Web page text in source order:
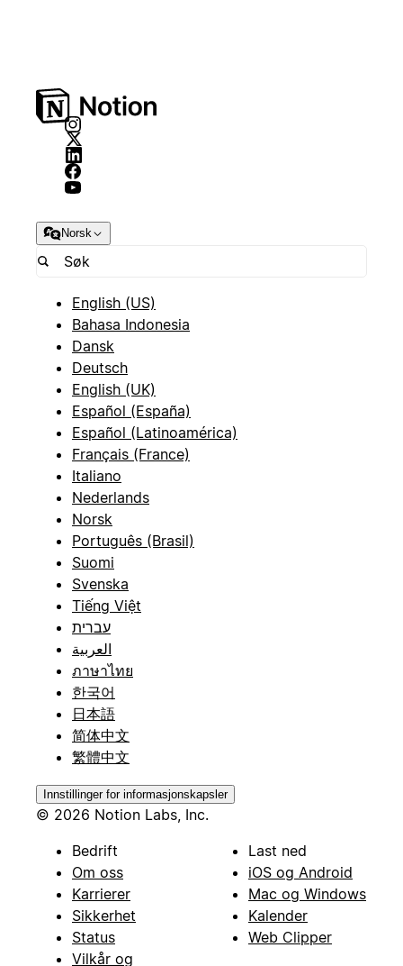
Norsk
English (US)
Bahasa Indonesia
Dansk
Deutsch
English (UK)
Español (España)
Español (Latinoamérica)
Français (France)
Italiano
Nederlands
Norsk
Português (Brasil)
Suomi
Svenska
Tiếng Việt
עברית
العربية
ภาษาไทย
한국어
日本語
简体中文
繁體中文
Innstillinger for informasjonskapsler
© 2026 Notion Labs, Inc.
Bedrift
Om oss
Karrierer
Sikkerhet
Status
Vilkår og
Last ned
iOS og Android
Mac og Windows
Kalender
Web Clipper